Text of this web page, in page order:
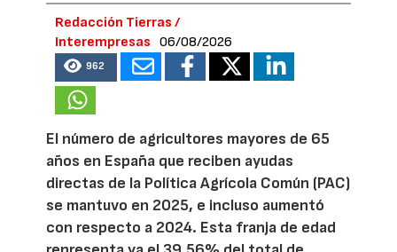
Redacción Tierras /
Interempresas
06/08/2026
962
El número de agricultores mayores de 65
años en España que reciben ayudas
directas de la Política Agrícola Común (PAC)
se mantuvo en 2025, e incluso aumentó
con respecto a 2024. Esta franja de edad